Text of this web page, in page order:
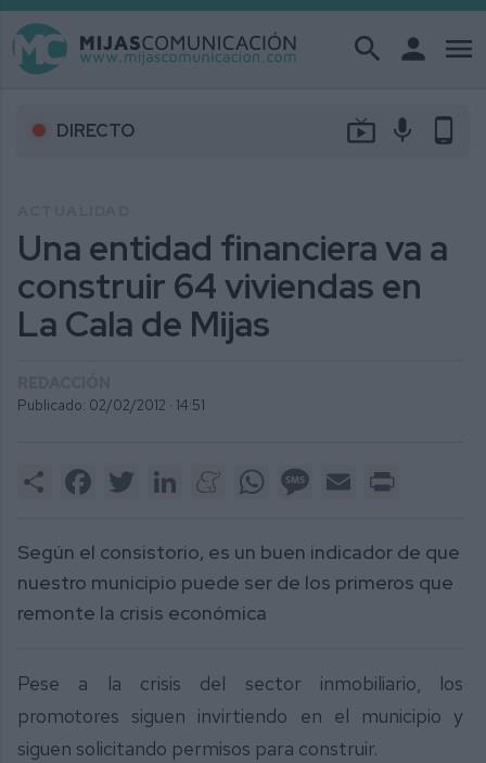
search person menu
DIRECTO live_tv mic phone_android
Una entidad financiera va a
construir 64 viviendas en
La Cala de Mijas
Publicado: 02/02/2012 · 14:51
Share FacebookTwitter LinkedInMeneameWhatsAppMessage
Email
Según el consistorio, es un buen indicador de que
nuestro municipio puede ser de los primeros que
remonte la crisis económica
Pese a la crisis del sector inmobiliario, los
promotores siguen invirtiendo en el municipio y
siguen solicitando permisos para construir.